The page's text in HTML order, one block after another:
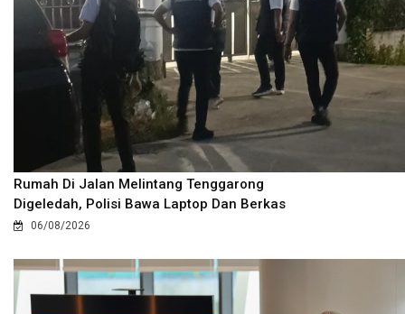
Rumah Di Jalan Melintang Tenggarong
Digeledah, Polisi Bawa Laptop Dan Berkas
06/08/2026